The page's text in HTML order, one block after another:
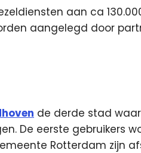
aan ca
aangelegd door
de derde stad
De eerste gebruikers
Rotterdam zijn